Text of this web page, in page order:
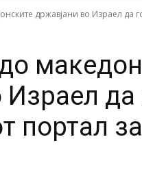
државјани во Израел да
да
портал